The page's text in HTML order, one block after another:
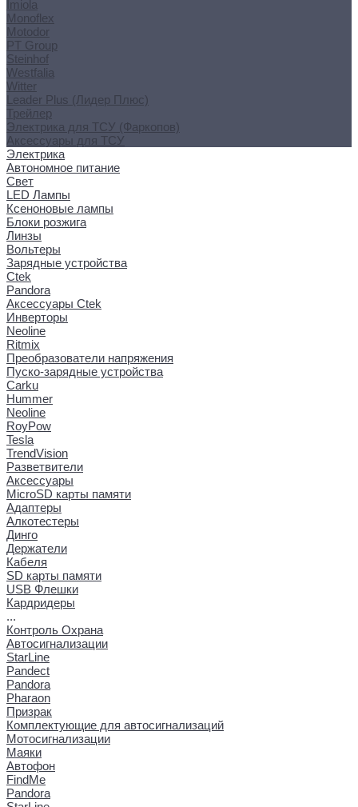
Imiola
Monoflex
Motodor
PT Group
Steinhof
Westfalia
Witter
Leader Plus (Лидер Плюс)
Трейлер
Электрика для ТСУ (Фаркопов)
Аксессуары для ТСУ
Электрика
Автономное питание
Свет
LED Лампы
Ксеноновые лампы
Блоки розжига
Линзы
Вольтеры
Зарядные устройства
Ctek
Pandora
Аксессуары Ctek
Инверторы
Neoline
Ritmix
Преобразователи напряжения
Пуско-зарядные устройства
Carku
Hummer
Neoline
RoyPow
Tesla
TrendVision
Разветвители
Аксессуары
MicroSD карты памяти
Адаптеры
Алкотестеры
Динго
Держатели
Кабеля
SD карты памяти
USB Флешки
Кардридеры
...
Контроль Охрана
Автосигнализации
StarLine
Pandect
Pandora
Pharaon
Призрак
Комплектующие для автосигнализаций
Мотосигнализации
Маяки
Автофон
FindMe
Pandora